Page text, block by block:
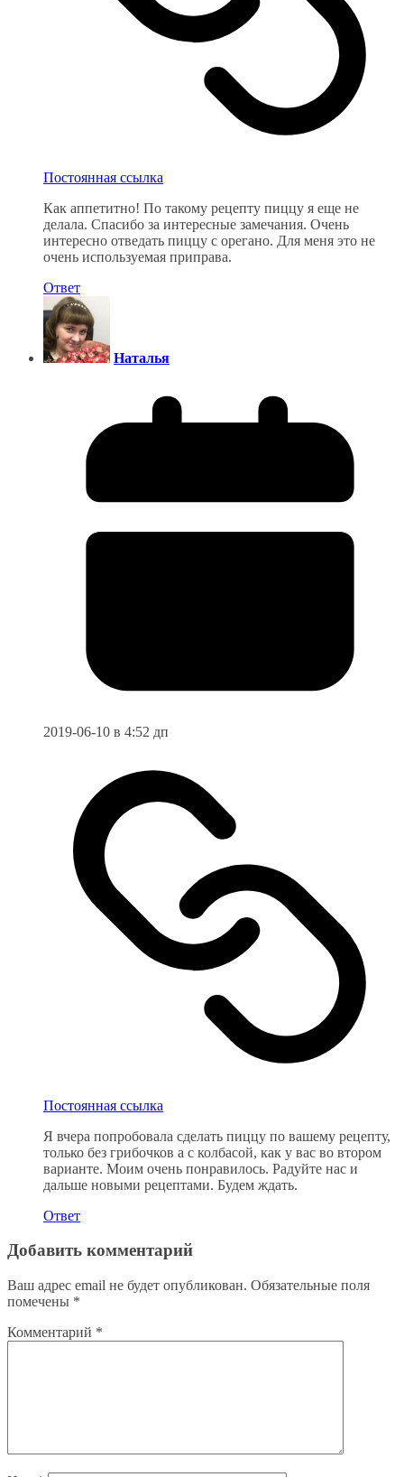
Постоянная ссылка
Как аппетитно! По такому рецепту пиццу я еще не
делала. Спасибо за интересные замечания. Очень
интересно отведать пиццу с орегано. Для меня это не
очень используемая приправа.
Ответ
Наталья
2019-06-10 в 4:52 дп
Постоянная ссылка
Я вчера попробовала сделать пиццу по вашему рецепту,
только без грибочков а с колбасой, как у вас во втором
варианте. Моим очень понравилось. Радуйте нас и
дальше новыми рецептами. Будем ждать.
Ответ
Добавить комментарий
Ваш адрес email не будет опубликован. Обязательные поля
помечены *
Комментарий *